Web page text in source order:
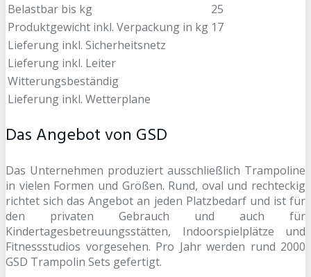
Belastbar bis kg
25
Produktgewicht inkl. Verpackung in kg 17
Lieferung inkl. Sicherheitsnetz
Lieferung inkl. Leiter
Witterungsbeständig
Lieferung inkl. Wetterplane
Das Angebot von GSD
Das Unternehmen produziert ausschließlich Trampoline
in vielen Formen und Größen. Rund, oval und rechteckig
richtet sich das Angebot an jeden Platzbedarf und ist für
den privaten Gebrauch und auch für
Kindertagesbetreuungsstätten, Indoorspielplätze und
Fitnessstudios vorgesehen. Pro Jahr werden rund 2000
GSD Trampolin Sets gefertigt.